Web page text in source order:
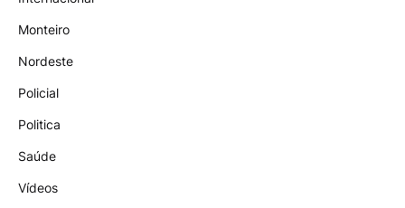
Monteiro
Nordeste
Policial
Politica
Saúde
Vídeos